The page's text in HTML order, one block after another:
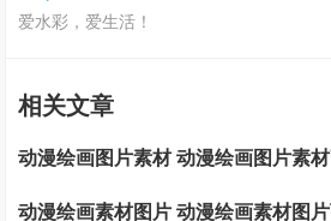
爱水彩，爱生活！
相关文章
动漫绘画图片素材 动漫绘画图片素
动漫绘画素材图片 动漫绘画素材图